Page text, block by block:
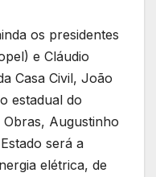
os presidentes
e Cláudio
Casa Civil, João
estadual do
Augustinho
será a
elétrica, de